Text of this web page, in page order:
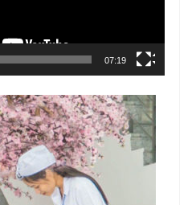
07:19